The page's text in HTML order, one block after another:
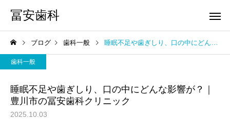
冨安歯科
ブログ 歯科一般 睡眠不足や歯ぎしり、口の中にどんな影響が？｜豊川市の冨安歯科クリニック
歯科一般
睡眠不足や歯ぎしり、口の中にどんな影響が？｜
豊川市の冨安歯科クリニック
2025.10.03